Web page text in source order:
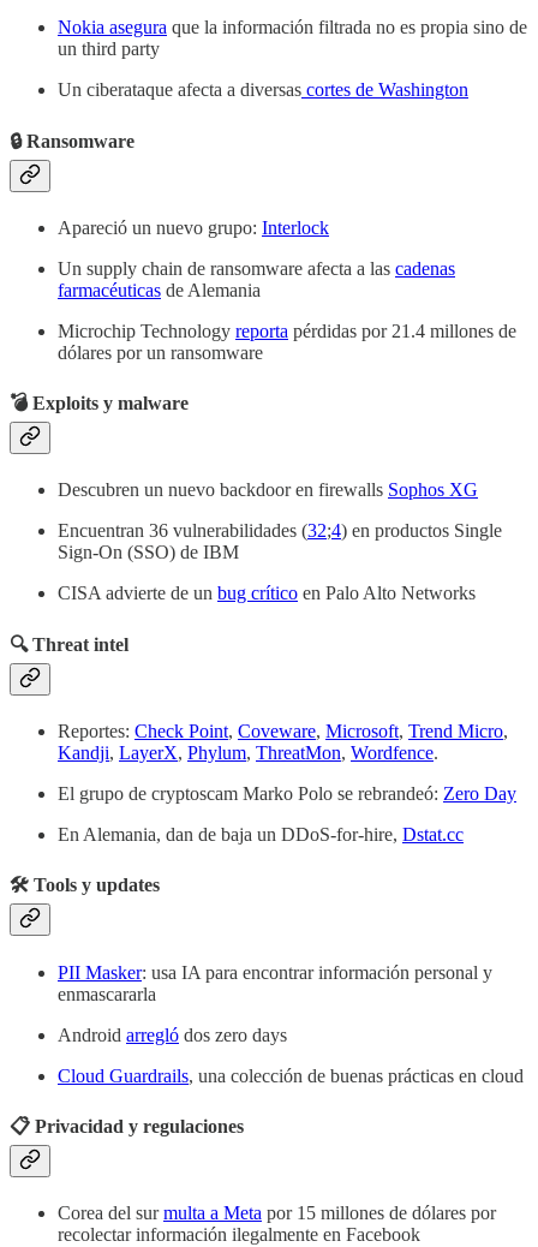
Nokia asegura que la información filtrada no es propia sino de
un third party
Un ciberataque afecta a diversas cortes de Washington
🔒 Ransomware
Apareció un nuevo grupo: Interlock
Un supply chain de ransomware afecta a las cadenas
farmacéuticas de Alemania
Microchip Technology reporta pérdidas por 21.4 millones de
dólares por un ransomware
💣 Exploits y malware
Descubren un nuevo backdoor en firewalls Sophos XG
Encuentran 36 vulnerabilidades (32;4) en productos Single
Sign-On (SSO) de IBM
CISA advierte de un bug crítico en Palo Alto Networks
🔍 Threat intel
Reportes: Check Point, Coveware, Microsoft, Trend Micro,
Kandji, LayerX, Phylum, ThreatMon, Wordfence.
El grupo de cryptoscam Marko Polo se rebrandeó: Zero Day
En Alemania, dan de baja un DDoS-for-hire, Dstat.cc
🛠️ Tools y updates
PII Masker: usa IA para encontrar información personal y
enmascararla
Android arregló dos zero days
Cloud Guardrails, una colección de buenas prácticas en cloud
📋 Privacidad y regulaciones
Corea del surmulta a Meta por 15 millones de dólares por
recolectar información ilegalmente en Facebook